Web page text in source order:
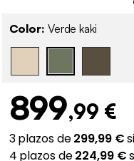
Color: Verde kaki
899,99 €